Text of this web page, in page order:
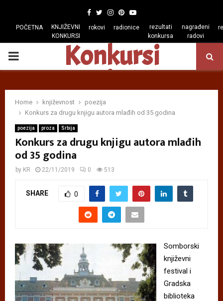
Facebook
TwitterInstagram
Pinterest
Youtube
POČETNA
KNJIŽEVNI
KONKURSI
rokovi radionice
rezultati
konkursa
nagrađeni
radovi
PRIMARY
Konkursi
regiona
Home književnost
poezija
Konkurs za drugu knjigu autora mlađih od 35 godina
poezija proza Srbija
Konkurs za drugu knjigu autora mlađih
od 35 godina
by KR 22/11/2019 0 513
SHARE 0
Somborski
književni
festival i
Gradska
biblioteka